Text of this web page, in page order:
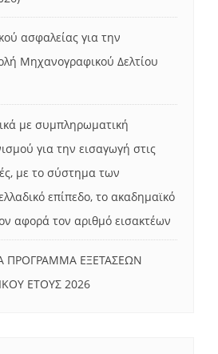
ασφαλείας για την
Μηχανογραφικού Δελτίου
με συμπληρωματική
για την εισαγωγή στις
με το σύστημα των
επίπεδο, το ακαδημαϊκό
αφορά τον αριθμό εισακτέων
ΠΡΟΓΡΑΜΜΑ ΕΞΕΤΑΣΕΩΝ
ΕΤΟΥΣ 2026